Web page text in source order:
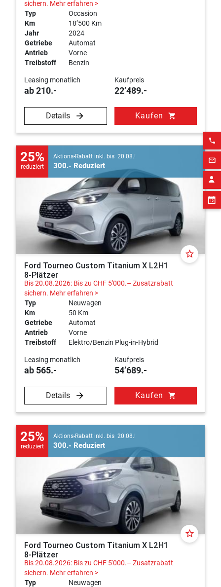
phone
mail_outline
sichern. Mehr erfahren >
Typ
Occasion
Km
18’500 Km
Jahr
2024
Getriebe
Automat
Antrieb
Vorne
Treibstoff
Benzin
Leasing monatlich
ab 210.-
Kaufpreis
22’489.-
Details Kaufen shopping_cart
25%
reduziert
Aktions-Rabatt inkl. bis 20.08.!
300.- Reduziert
star_border
Ford Tourneo Custom Titanium X L2H1
8-Plätzer
Bis 20.08.2026: Bis zu CHF 5'000.– Zusatzrabatt
sichern. Mehr erfahren >
Typ
Neuwagen
Km
50 Km
Getriebe
Automat
Antrieb
Vorne
Treibstoff
Elektro/Benzin Plug-in-Hybrid
Leasing monatlich
ab 565.-
Kaufpreis
54’689.-
Details Kaufen shopping_cart
25%
reduziert
Aktions-Rabatt inkl. bis 20.08.!
300.- Reduziert
star_border
Ford Tourneo Custom Titanium X L2H1
8-Plätzer
Bis 20.08.2026: Bis zu CHF 5'000.– Zusatzrabatt
sichern. Mehr erfahren >
Typ
Neuwagen